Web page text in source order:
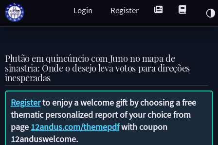
Register
Login
Plutão em quincúncio com Juno no mapa de
sinastria: Onde o desejo leva votos para direções
inesperadas
Registerto enjoy a welcome gift by choosing a free
thematic personalized report of your choice from
page 12andus.com/themepdfwith coupon
12anduswelcome.